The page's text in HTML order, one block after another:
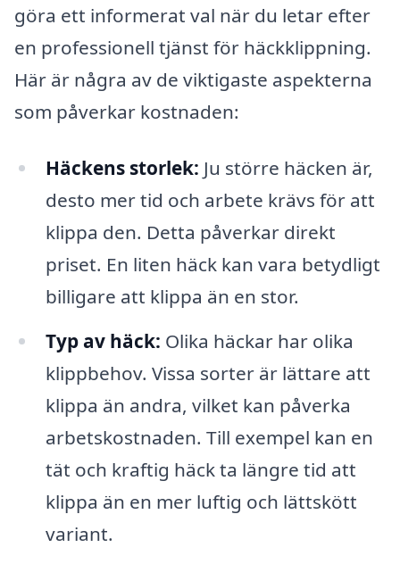
göra ett informerat val när du letar efter
en professionell tjänst för häckklippning.
Här är några av de viktigaste aspekterna
som påverkar kostnaden:
Häckens storlek: Ju större häcken är,
desto mer tid och arbete krävs för att
klippa den. Detta påverkar direkt
priset. En liten häck kan vara betydligt
billigare att klippa än en stor.
Typ av häck: Olika häckar har olika
klippbehov. Vissa sorter är lättare att
klippa än andra, vilket kan påverka
arbetskostnaden. Till exempel kan en
tät och kraftig häck ta längre tid att
klippa än en mer luftig och lättskött
variant.